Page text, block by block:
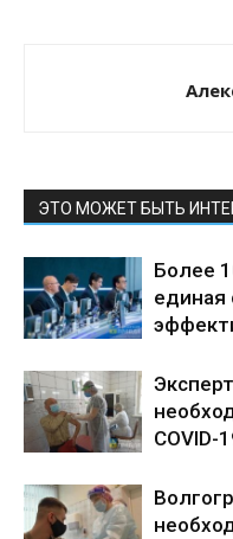
ЭТО МОЖЕТ БЫТЬ
Более
единая
COVID-